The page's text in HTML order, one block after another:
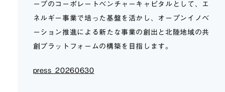
ープのコーポレートベンチャーキャピタルとして、エ
ネルギー事業で培った基盤を活かし、オープンイノベ
ーション推進による新たな事業の創出と北陸地域の共
創プラットフォームの構築を目指します。
press_20260630